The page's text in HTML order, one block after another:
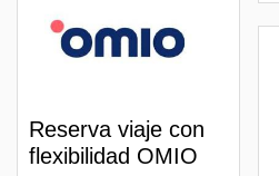
Reserva viaje con
flexibilidad OMIO